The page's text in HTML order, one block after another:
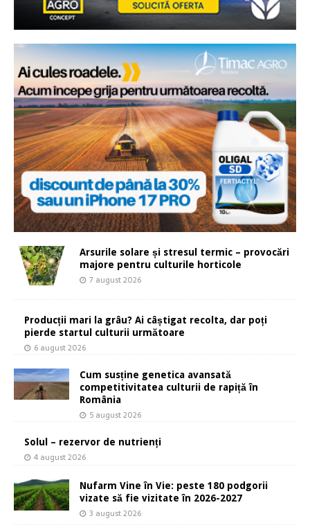
Arsurile solare și stresul termic – provocări
majore pentru culturile horticole
7 august 2026
Producții mari la grâu? Ai câștigat recolta, dar poți
pierde startul culturii următoare
6 august 2026
Cum susține genetica avansată
competitivitatea culturii de rapiță în
România
5 august 2026
Solul – rezervor de nutrienți
4 august 2026
Nufarm Vine în Vie: peste 180 podgorii
vizate să fie vizitate în 2026-2027
3 august 2026